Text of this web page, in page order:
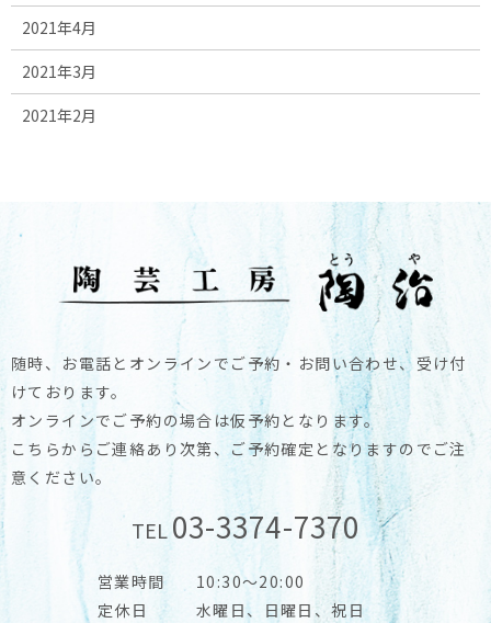
2021年4月
2021年3月
2021年2月
随時、お電話とオンラインでご予約・お問い合わせ、受け付
けております。
オンラインでご予約の場合は仮予約となります。
こちらからご連絡あり次第、ご予約確定となりますのでご注
意ください。
TEL03-3374-7370
営業時間
10:30～20:00
定休日
水曜日、日曜日、祝日